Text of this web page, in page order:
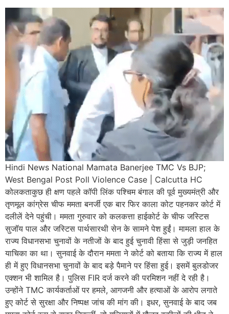
Hindi News National Mamata Banerjee TMC Vs BJP;
West Bengal Post Poll Violence Case | Calcutta HC
कोलकताकुछ ही क्षण पहले कॉपी लिंक पश्चिम बंगाल की पूर्व मुख्यमंत्री और
तृणमूल कांग्रेस चीफ ममता बनर्जी एक बार फिर काला कोट पहनकर कोर्ट में
दलीलें देने पहुंची। ममता गुरुवार को कलकत्ता हाईकोर्ट के चीफ जस्टिस
सुजॉय पाल और जस्टिस पार्थसारथी सेन के सामने पेश हुईं। मामला हाल के
राज्य विधानसभा चुनावों के नतीजों के बाद हुई चुनावी हिंसा से जुड़ी जनहित
याचिका का था। सुनवाई के दौरान ममता ने कोर्ट को बताया कि राज्य में हाल
ही में हुए विधानसभा चुनावों के बाद बड़े पैमाने पर हिंसा हुई। इसमें बुलडोजर
एक्शन भी शामिल है। पुलिस FIR दर्ज करने की परमिशन नहीं दे रही है।
उन्होंने TMC कार्यकर्ताओं पर हमले, आगजनी और हत्याओं के आरोप लगाते
हुए कोर्ट से सुरक्षा और निष्पक्ष जांच की मांग की। इधर, सुनवाई के बाद जब